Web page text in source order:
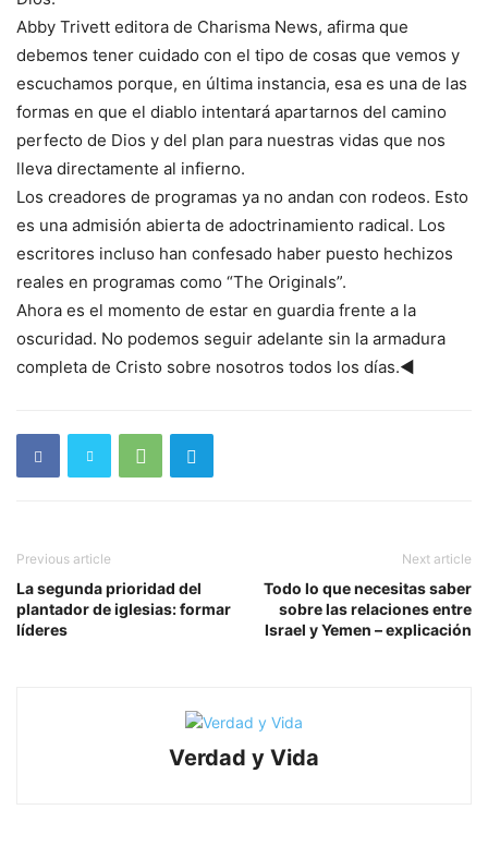
Abby Trivett editora de Charisma News, afirma que
debemos tener cuidado con el tipo de cosas que vemos y
escuchamos porque, en última instancia, esa es una de las
formas en que el diablo intentará apartarnos del camino
perfecto de Dios y del plan para nuestras vidas que nos
lleva directamente al infierno.
Los creadores de programas ya no andan con rodeos. Esto
es una admisión abierta de adoctrinamiento radical. Los
escritores incluso han confesado haber puesto hechizos
reales en programas como “The Originals”.
Ahora es el momento de estar en guardia frente a la
oscuridad. No podemos seguir adelante sin la armadura
completa de Cristo sobre nosotros todos los días.◄
Previous article
La segunda prioridad del
plantador de iglesias: formar
líderes
Next article
Todo lo que necesitas saber
sobre las relaciones entre
Israel y Yemen – explicación
Verdad y Vida